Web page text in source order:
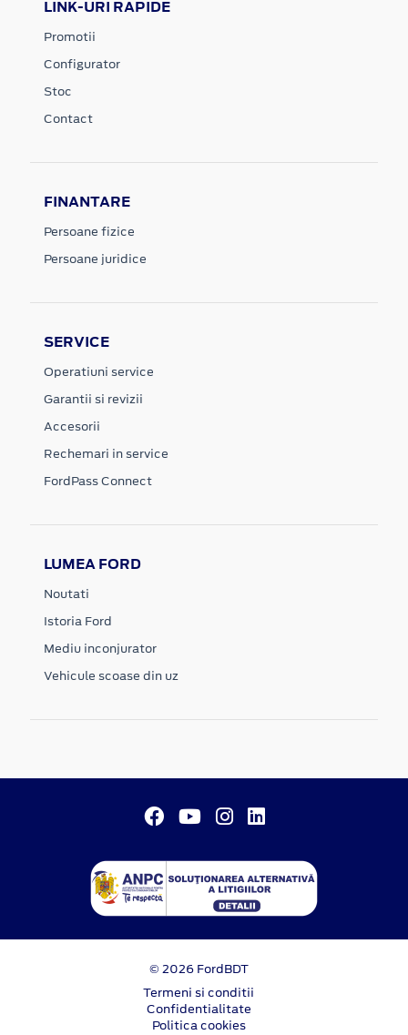
LINK-URI RAPIDE
Promotii
Configurator
Stoc
Contact
FINANTARE
Persoane fizice
Persoane juridice
SERVICE
Operatiuni service
Garantii si revizii
Accesorii
Rechemari in service
FordPass Connect
LUMEA FORD
Noutati
Istoria Ford
Mediu inconjurator
Vehicule scoase din uz
© 2026 FordBDT
Termeni si conditii
Confidentialitate
Politica cookies